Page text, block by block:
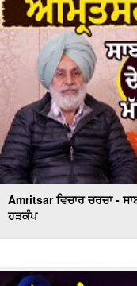
Amritsar ਵਿਚਾਰ ਚਰਚਾ -
ਹੜਕੰਪ